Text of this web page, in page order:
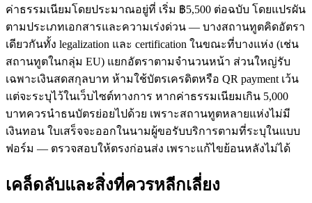
ค่าธรรมเนียมโดยประมาณอยู่ที่ เริ่ม ฿5,500 ต่อฉบับ โดยแปรผัน
ตามประเภทเอกสารและความเร่งด่วน — บางสถานทูตคิดอัตรา
เดียวกันทั้ง legalization และ certification ในขณะที่บางแห่ง (เช่น
สถานทูตในกลุ่ม EU) แยกอัตราตามจำนวนหน้า ส่วนใหญ่รับ
เฉพาะเงินสดสกุลบาท ห้ามใช้บัตรเครดิตหรือ QR payment เว้น
แต่จะระบุไว้ในเว็บไซต์ทางการ หากค่าธรรมเนียมเกิน 5,000
บาทควรนำธนบัตรย่อยไปด้วย เพราะสถานทูตหลายแห่งไม่มี
เงินทอน ใบเสร็จจะออกในนามผู้ขอรับบริการตามที่ระบุในแบบ
ฟอร์ม — ตรวจสอบให้ตรงก่อนส่ง เพราะแก้ไขย้อนหลังไม่ได้
เคล็ดลับและสิ่งที่ควรหลีกเลี่ยง